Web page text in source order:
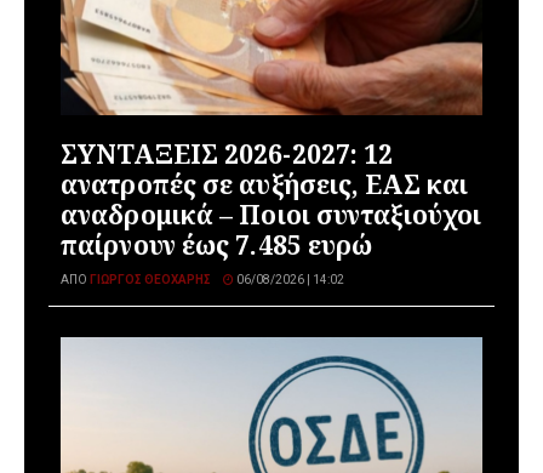
ΣΥΝΤΑΞΕΙΣ 2026-2027: 12
ανατροπές σε αυξήσεις, ΕΑΣ και
αναδρομικά – Ποιοι συνταξιούχοι
παίρνουν έως 7.485 ευρώ
ΑΠΌ ΓΙΏΡΓΟΣ ΘΕΟΧΆΡΗΣ 06/08/2026 | 14:02